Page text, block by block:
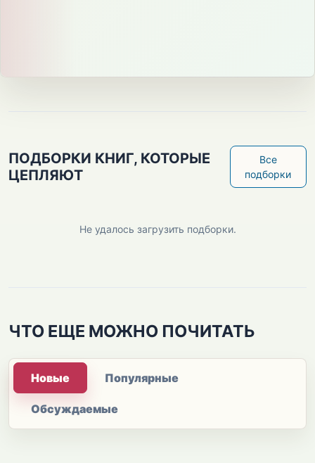
ПОДБОРКИ КНИГ, КОТОРЫЕ
ЦЕПЛЯЮТ
Все
подборки
Не удалось загрузить подборки.
ЧТО ЕЩЕ МОЖНО ПОЧИТАТЬ
Новые Популярные
Обсуждаемые